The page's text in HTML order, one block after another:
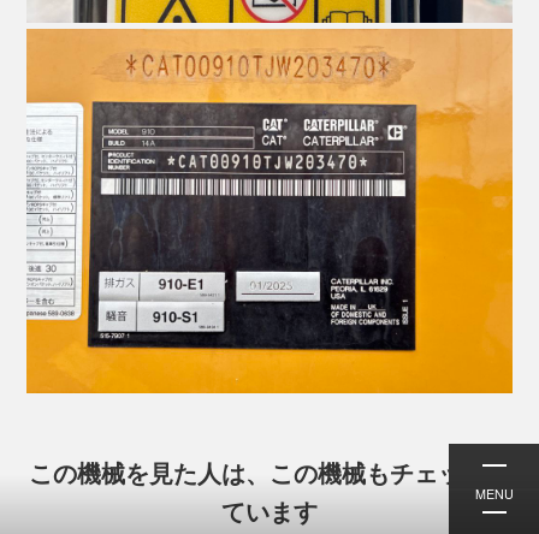
MENU
この機械を見た人は、この機械もチェックし
ています